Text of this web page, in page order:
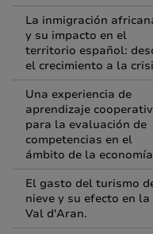
La inmigración
y su impacto en el
territorio español:
el crecimiento a la
Una experiencia de
aprendizaje
para la evaluación de
competencias en el
ámbito de la economía
El gasto del turismo
nieve y su efecto en la
Val d'Aran.